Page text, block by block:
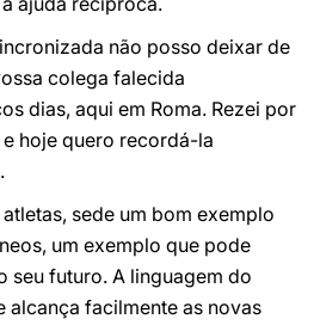
não posso deixar de
colega falecida
dias, aqui em Roma. Rezei por
hoje quero recordá-la
sede um bom exemplo
um exemplo que pode
seu futuro. A linguagem do
alcança facilmente as novas